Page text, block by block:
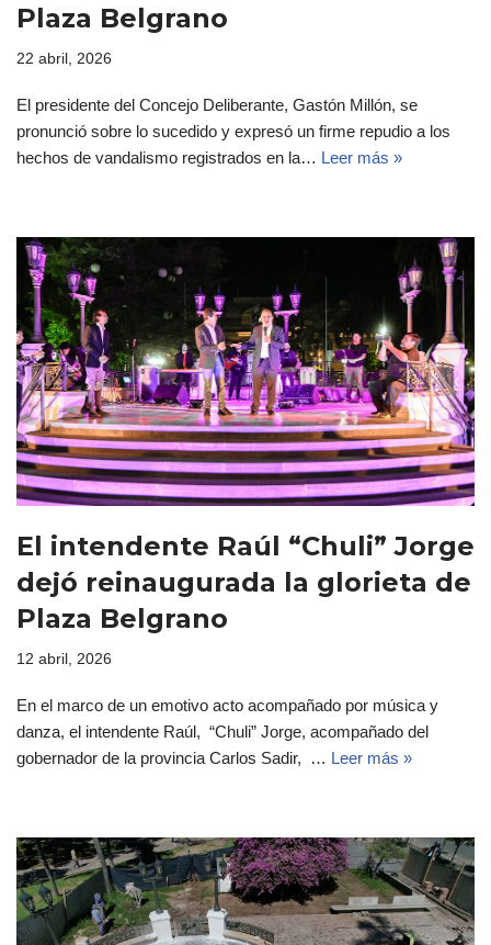
Plaza Belgrano
22 abril, 2026
El presidente del Concejo Deliberante, Gastón Millón, se
pronunció sobre lo sucedido y expresó un firme repudio a los
hechos de vandalismo registrados en la… Leer más »
El intendente Raúl “Chuli” Jorge
dejó reinaugurada la glorieta de
Plaza Belgrano
12 abril, 2026
En el marco de un emotivo acto acompañado por música y
danza, el intendente Raúl, “Chuli” Jorge, acompañado del
gobernador de la provincia Carlos Sadir, … Leer más »